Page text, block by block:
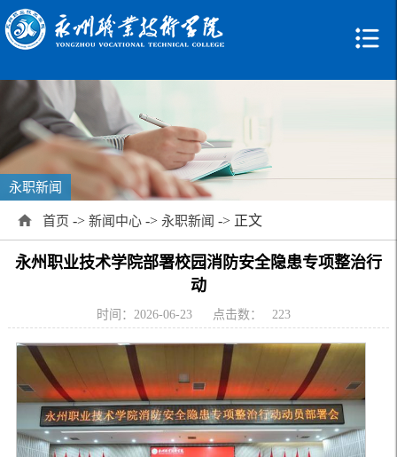
永职新闻
首页 -> 新闻中心 -> 永职新闻 -> 正文
永州职业技术学院部署校园消防安全隐患专项整治行
动
时间：2026-06-23 点击数： 223